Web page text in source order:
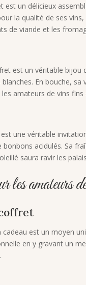
est un délicieux
la qualité de ses
de viande et les
est un véritable
blanches. En bouche,
amateurs de vins fins
une véritable
acidulés. Sa
saura ravir les
les amateurs
est un moyen
en y gravant un